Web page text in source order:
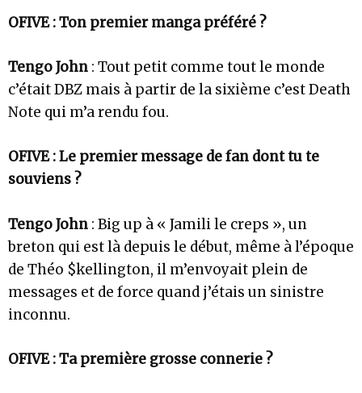
OFIVE : Ton premier manga préféré ?
Tengo John : Tout petit comme tout le monde
c’était DBZ mais à partir de la sixième c’est Death
Note qui m’a rendu fou.
OFIVE : Le premier message de fan dont tu te
souviens ?
Tengo John : Big up à « Jamili le creps », un
breton qui est là depuis le début, même à l’époque
de Théo $kellington, il m’envoyait plein de
messages et de force quand j’étais un sinistre
inconnu.
OFIVE : Ta première grosse connerie ?